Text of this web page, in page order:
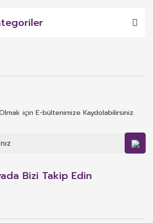
için E-bültenimize Kaydolabilirsiniz.
Bizi Takip Edin